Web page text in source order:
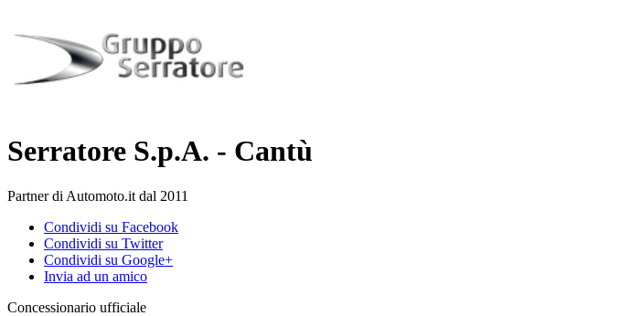
Serratore S.p.A. - Cantù
Partner di Automoto.it dal 2011
Condividi su Facebook
Condividi su Twitter
Condividi su Google+
Invia ad un amico
Concessionario ufficiale